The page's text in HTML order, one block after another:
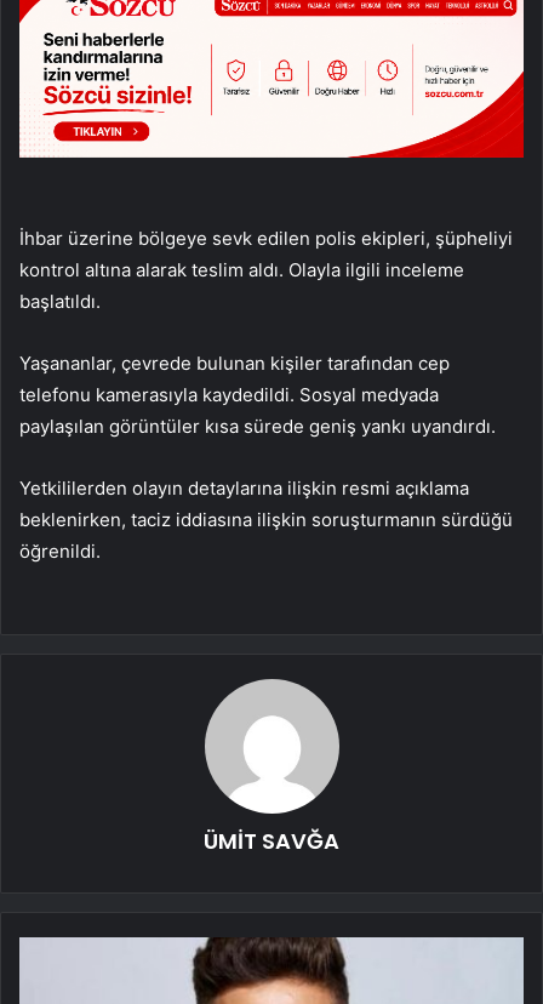
İhbar üzerine bölgeye sevk edilen polis ekipleri, şüpheliyi
kontrol altına alarak teslim aldı. Olayla ilgili inceleme
başlatıldı.
Yaşananlar, çevrede bulunan kişiler tarafından cep
telefonu kamerasıyla kaydedildi. Sosyal medyada
paylaşılan görüntüler kısa sürede geniş yankı uyandırdı.
Yetkililerden olayın detaylarına ilişkin resmi açıklama
beklenirken, taciz iddiasına ilişkin soruşturmanın sürdüğü
öğrenildi.
ÜMİT SAVĞA